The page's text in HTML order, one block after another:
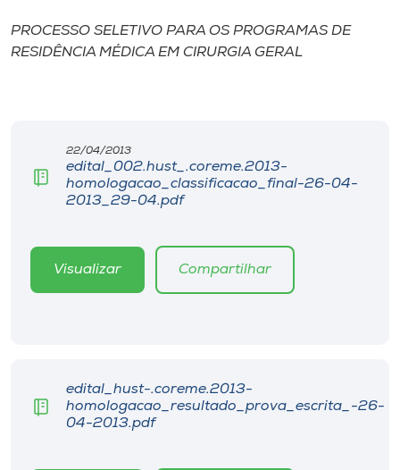
Diplomados
Biblioteca
Editora
Unoesc
PROCESSO SELETIVO PARA OS PROGRAMAS DE
RESIDÊNCIA MÉDICA EM CIRURGIA GERAL
22/04/2013
edital_002.hust_.coreme.2013-
homologacao_classificacao_final-26-04-
2013_29-04.pdf
Visualizar Compartilhar
edital_hust-.coreme.2013-
homologacao_resultado_prova_escrita_-26-
04-2013.pdf